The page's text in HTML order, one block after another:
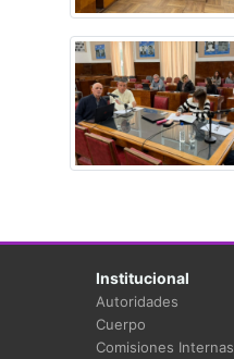
Institucional
Autoridades
Cuerpo
Comisiones Internas